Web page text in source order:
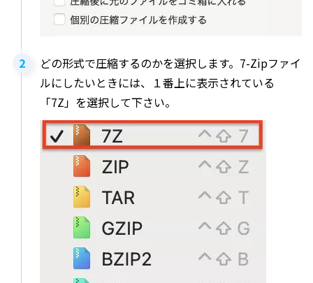
どの形式で圧縮するのかを選択します。7-Zipファイ
ルにしたいときには、１番上に表示されている
「7Z」を選択して下さい。